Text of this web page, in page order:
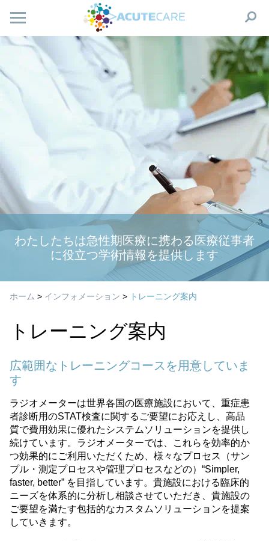
わたしたちは急性期医療に携わる医療従事者
に役立つ学術情報を提供します
ホーム > インフォメーション > トレーニング案内
トレーニング案内
広範囲なトレーニングコースを用意していま
す
ラジオメーターは世界各国の医療施設において、重症患
者診断用のSTAT検査に関するご要望にお応えし、高品
質で費用効果に優れたシステムソリューションを提供し
続けています。ラジオメーターでは、これらを効率的か
つ効果的にご利用いただくため、様々なプロセス（サン
プル・測定プロセスや管理プロセスなどの）“Simpler,
faster, better” を目指しています。貴施設における臨床的
ニーズを体系的に分析し相談させていただき、貴施設の
ご要望を満たす包括的なカスタムソリューションを提案
していきます。